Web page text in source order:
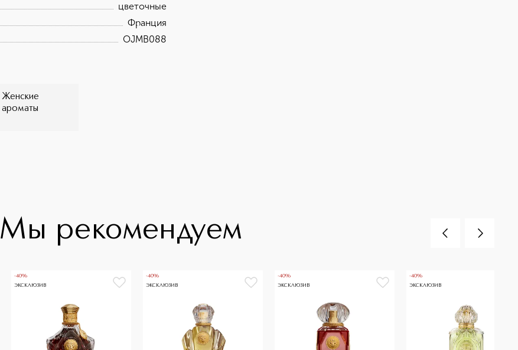
цветочные
Франция
OJMB088
Женские
ароматы
Мы рекомендуем
-40%
ЭКСКЛЮЗИВ
-40%
ЭКСКЛЮЗИВ
-40%
ЭКСКЛЮЗИВ
-40%
ЭКСКЛЮЗИВ